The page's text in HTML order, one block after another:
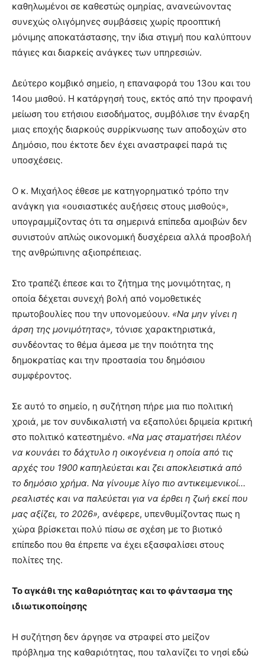
καθηλωμένοι σε καθεστώς ομηρίας, ανανεώνοντας
συνεχώς ολιγόμηνες συμβάσεις χωρίς προοπτική
μόνιμης αποκατάστασης, την ίδια στιγμή που καλύπτουν
πάγιες και διαρκείς ανάγκες των υπηρεσιών.
Δεύτερο κομβικό σημείο, η επαναφορά του 13ου και του
14ου μισθού. Η κατάργησή τους, εκτός από την προφανή
μείωση του ετήσιου εισοδήματος, συμβόλισε την έναρξη
μιας εποχής διαρκούς συρρίκνωσης των αποδοχών στο
Δημόσιο, που έκτοτε δεν έχει αναστραφεί παρά τις
υποσχέσεις.
Ο κ. Μιχαήλος έθεσε με κατηγορηματικό τρόπο την
ανάγκη για «ουσιαστικές αυξήσεις στους μισθούς»,
υπογραμμίζοντας ότι τα σημερινά επίπεδα αμοιβών δεν
συνιστούν απλώς οικονομική δυσχέρεια αλλά προσβολή
της ανθρώπινης αξιοπρέπειας.
Στο τραπέζι έπεσε και το ζήτημα της μονιμότητας, η
οποία δέχεται συνεχή βολή από νομοθετικές
πρωτοβουλίες που την υπονομεύουν. «Να μην γίνει η
άρση της μονιμότητας», τόνισε χαρακτηριστικά,
συνδέοντας το θέμα άμεσα με την ποιότητα της
δημοκρατίας και την προστασία του δημόσιου
συμφέροντος.
Σε αυτό το σημείο, η συζήτηση πήρε μια πιο πολιτική
χροιά, με τον συνδικαλιστή να εξαπολύει δριμεία κριτική
στο πολιτικό κατεστημένο. «Να μας σταματήσει πλέον
να κουνάει το δάχτυλο η οικογένεια η οποία από τις
αρχές του 1900 καπηλεύεται και ζει αποκλειστικά από
το δημόσιο χρήμα. Να γίνουμε λίγο πιο αντικειμενικοί…
ρεαλιστές και να παλεύεται για να έρθει η ζωή εκεί που
μας αξίζει, το 2026», ανέφερε, υπενθυμίζοντας πως η
χώρα βρίσκεται πολύ πίσω σε σχέση με το βιοτικό
επίπεδο που θα έπρεπε να έχει εξασφαλίσει στους
πολίτες της.
Το αγκάθι της καθαριότητας και το φάντασμα της
ιδιωτικοποίησης
Η συζήτηση δεν άργησε να στραφεί στο μείζον
πρόβλημα της καθαριότητας, που ταλανίζει το νησί εδώ